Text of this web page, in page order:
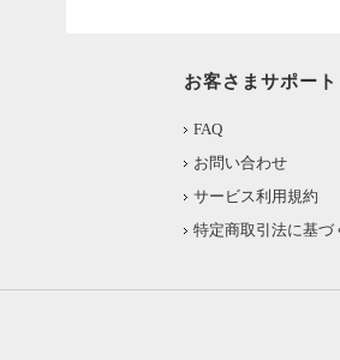
お客さまサポート
FAQ
お問い合わせ
サービス利用規約
特定商取引法に基づ